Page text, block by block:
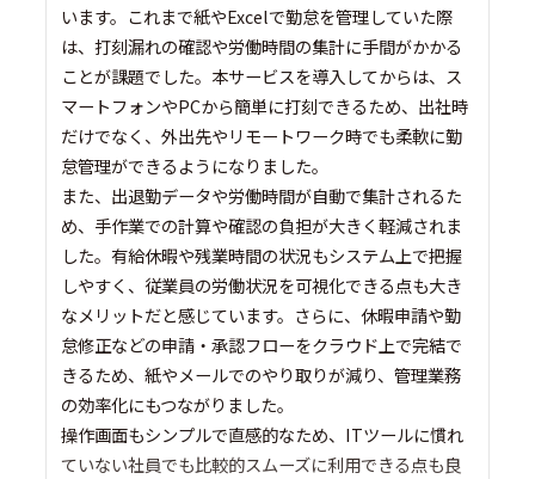
います。これまで紙やExcelで勤怠を管理していた際
は、打刻漏れの確認や労働時間の集計に手間がかかる
ことが課題でした。本サービスを導入してからは、ス
マートフォンやPCから簡単に打刻できるため、出社時
だけでなく、外出先やリモートワーク時でも柔軟に勤
怠管理ができるようになりました。
また、出退勤データや労働時間が自動で集計されるた
め、手作業での計算や確認の負担が大きく軽減されま
した。有給休暇や残業時間の状況もシステム上で把握
しやすく、従業員の労働状況を可視化できる点も大き
なメリットだと感じています。さらに、休暇申請や勤
怠修正などの申請・承認フローをクラウド上で完結で
きるため、紙やメールでのやり取りが減り、管理業務
の効率化にもつながりました。
操作画面もシンプルで直感的なため、ITツールに慣れ
ていない社員でも比較的スムーズに利用できる点も良